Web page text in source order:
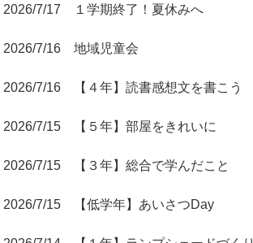
2026/7/17 １学期終了！夏休みへ
2026/7/16 地域児童会
2026/7/16 【４年】読書感想文を書こう
2026/7/15 【５年】部屋をきれいに
2026/7/15 【３年】総合で学んだこと
2026/7/15 【低学年】あいさつDay